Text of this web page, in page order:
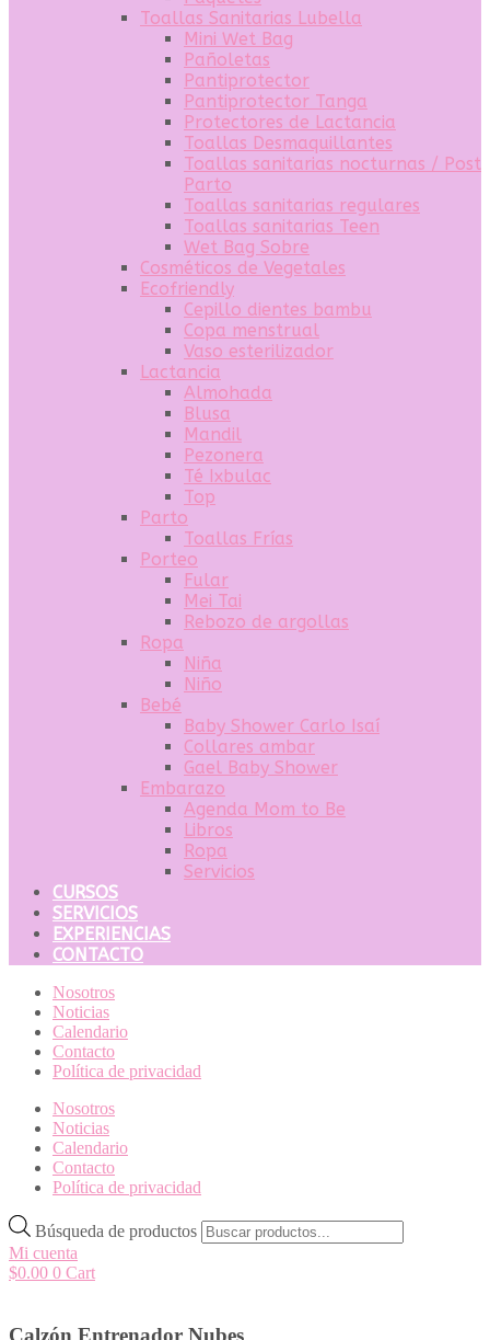
Toallas Sanitarias Lubella
Mini Wet Bag
Pañoletas
Pantiprotector
Pantiprotector Tanga
Protectores de Lactancia
Toallas Desmaquillantes
Toallas sanitarias nocturnas / Post
Parto
Toallas sanitarias regulares
Toallas sanitarias Teen
Wet Bag Sobre
Cosméticos de Vegetales
Ecofriendly
Cepillo dientes bambu
Copa menstrual
Vaso esterilizador
Lactancia
Almohada
Blusa
Mandil
Pezonera
Té Ixbulac
Top
Parto
Toallas Frías
Porteo
Fular
Mei Tai
Rebozo de argollas
Ropa
Niña
Niño
Bebé
Baby Shower Carlo Isaí
Collares ambar
Gael Baby Shower
Embarazo
Agenda Mom to Be
Libros
Ropa
Servicios
CURSOS
SERVICIOS
EXPERIENCIAS
CONTACTO
Nosotros
Noticias
Calendario
Contacto
Política de privacidad
Nosotros
Noticias
Calendario
Contacto
Política de privacidad
Búsqueda de productos
Mi cuenta
$0.00 0 Cart
Calzón Entrenador Nubes